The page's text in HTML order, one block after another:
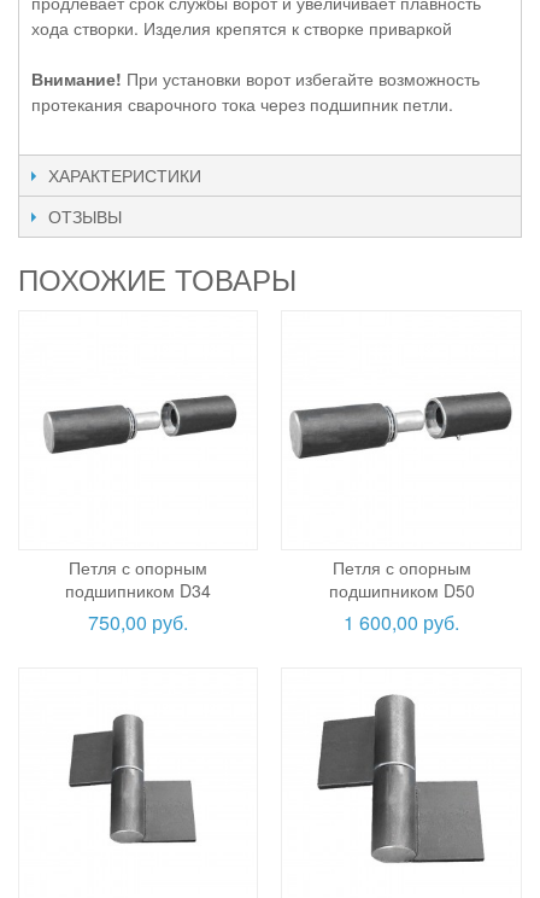
хода створки. Изделия крепятся к створке приваркой
Внимание! При установки ворот избегайте возможность
протекания сварочного тока через подшипник петли.
ХАРАКТЕРИСТИКИ
ОТЗЫВЫ
ПОХОЖИЕ ТОВАРЫ
Петля с опорным
подшипником D34
750,00 руб.
Петля с опорным
подшипником D50
1 600,00 руб.